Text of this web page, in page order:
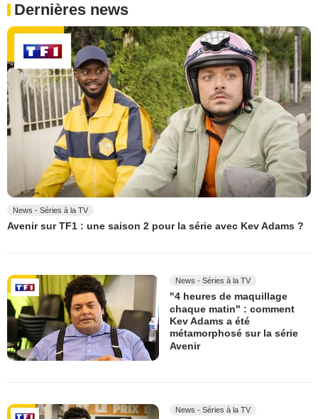
Dernières news
News - Séries à la TV
Avenir sur TF1 : une saison 2 pour la série avec Kev Adams ?
News - Séries à la TV
"4 heures de maquillage
chaque matin" : comment
Kev Adams a été
métamorphosé sur la série
Avenir
News - Séries à la TV